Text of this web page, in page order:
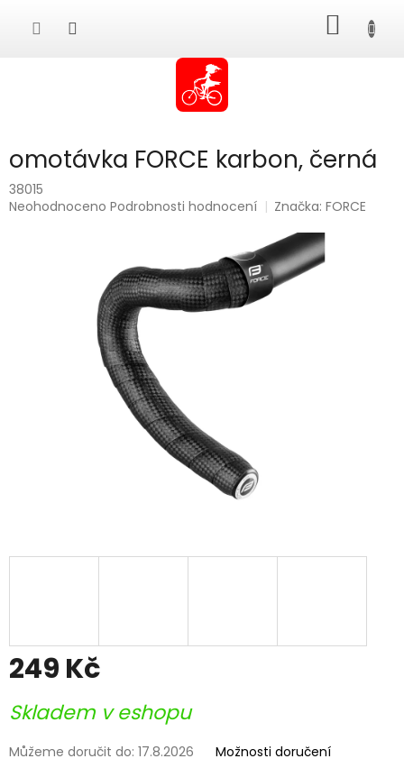
KOŠÍK
omotávka FORCE karbon, černá
38015
Průměrné
Neohodnoceno Podrobnosti hodnocení Značka:FORCE
249 Kč
cena:
Skladem v eshopu
Můžeme doručit do: 17.8.2026 Možnosti doručení